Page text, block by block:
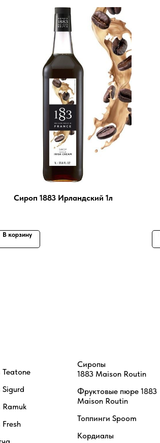
Сироп 1883 Ирландский 1л
В корзину
Teatone
Ramuk
Сиропы
1883 Maison Routin
Фруктовые пюре 1883
Maison Routin
Топпинги Spoom
Кордиалы